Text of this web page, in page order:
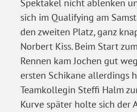
Spektakel nicht ablenken
sich im Qualifying am
den zweiten Platz, ganz
Norbert Kiss. Beim Start
Rennen kam Jochen gut
ersten Schikane allerdings
Teamkollegin Steffi Halm
Kurve später holte sich der